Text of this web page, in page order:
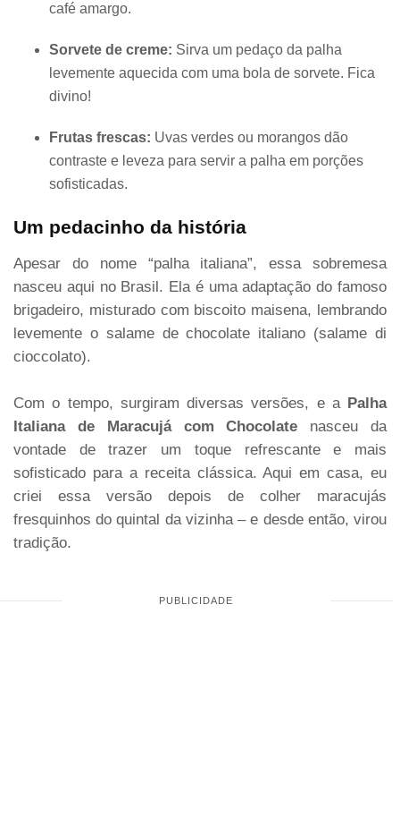
café amargo.
Sorvete de creme: Sirva um pedaço da palha
levemente aquecida com uma bola de sorvete. Fica
divino!
Frutas frescas: Uvas verdes ou morangos dão
contraste e leveza para servir a palha em porções
sofisticadas.
Um pedacinho da história
Apesar do nome “palha italiana”, essa sobremesa
nasceu aqui no Brasil. Ela é uma adaptação do famoso
brigadeiro, misturado com biscoito maisena, lembrando
levemente o salame de chocolate italiano (salame di
cioccolato).
Com o tempo, surgiram diversas versões, e a Palha
Italiana de Maracujá com Chocolate nasceu da
vontade de trazer um toque refrescante e mais
sofisticado para a receita clássica. Aqui em casa, eu
criei essa versão depois de colher maracujás
fresquinhos do quintal da vizinha – e desde então, virou
tradição.